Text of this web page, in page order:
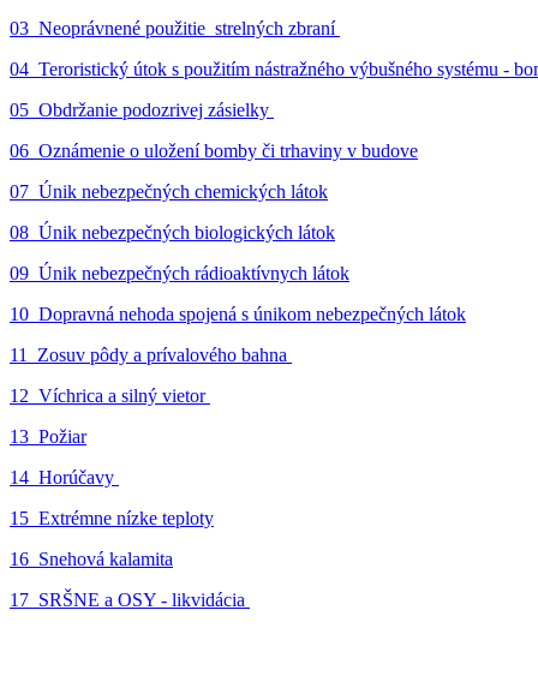
03_Neoprávnené použitie strelných zbraní
04_Teroristický útok s použitím nástražného výbušného systému -
05_Obdržanie podozrivej zásielky
06_Oznámenie o uložení bomby či trhaviny v budove
07_Únik nebezpečných chemických látok
08_Únik nebezpečných biologických látok
09_Únik nebezpečných rádioaktívnych látok
10_Dopravná nehoda spojená s únikom nebezpečných látok
11_Zosuv pôdy a prívalového bahna
12_Víchrica a silný vietor
13_Požiar
14_Horúčavy
15_Extrémne nízke teploty
16_Snehová kalamita
17_SRŠNE a OSY - likvidácia